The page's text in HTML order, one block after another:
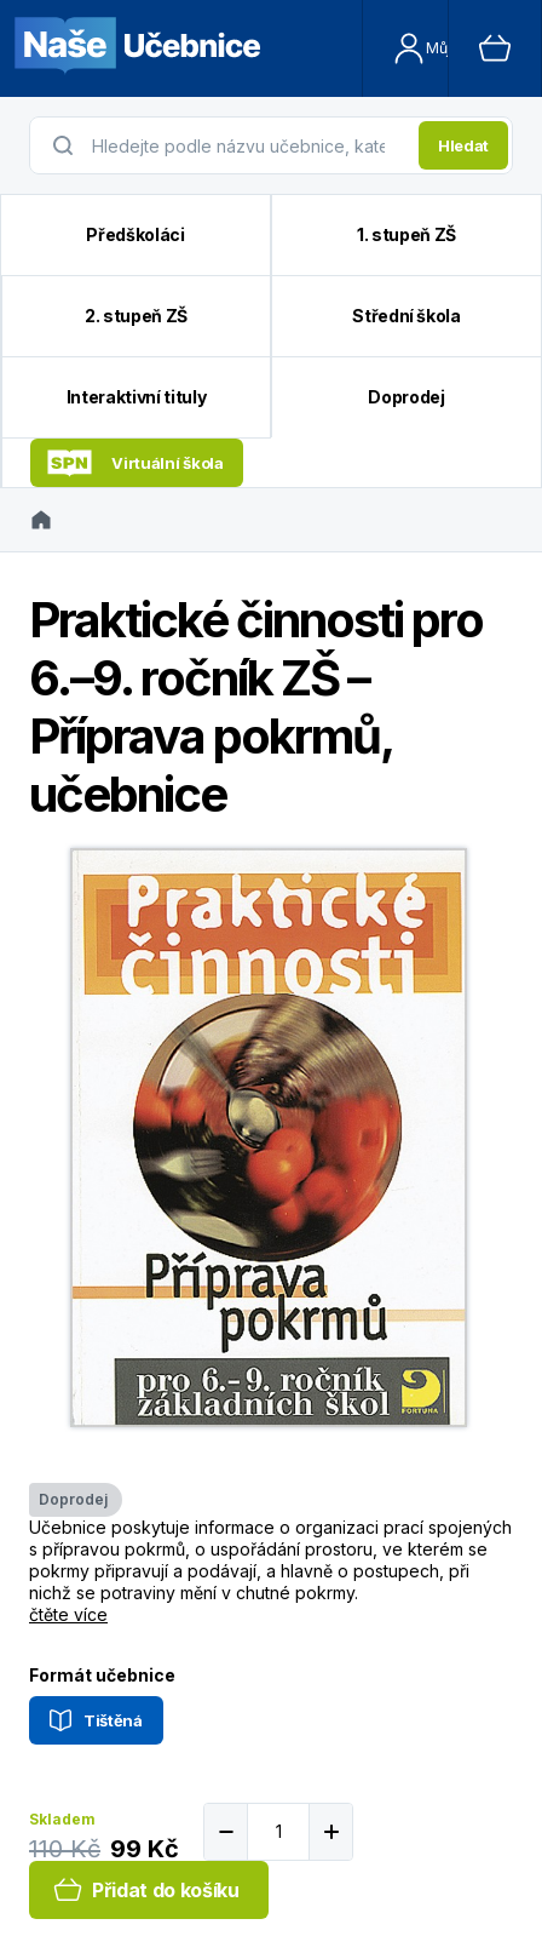
Můj účet
Hledat
Předškoláci 1. stupeň ZŠ
2. stupeň ZŠ Střední škola
Interaktivní tituly Doprodej
Virtuální škola
Praktické činnosti pro
6.–9. ročník ZŠ –
Příprava pokrmů,
učebnice
Doprodej
Učebnice poskytuje informace o organizaci prací spojených
s přípravou pokrmů, o uspořádání prostoru, ve kterém se
pokrmy připravují a podávají, a hlavně o postupech, při
nichž se potraviny mění v chutné pokrmy.
čtěte více
Formát učebnice
Tištěná
Skladem
110 Kč 99 Kč
Přidat do košíku